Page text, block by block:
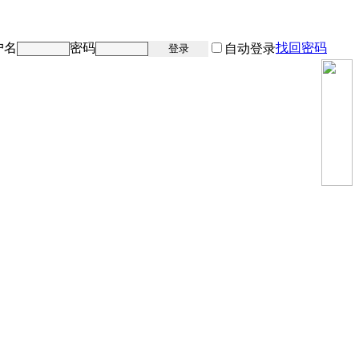
名 密码 登录 自动登录找回密码